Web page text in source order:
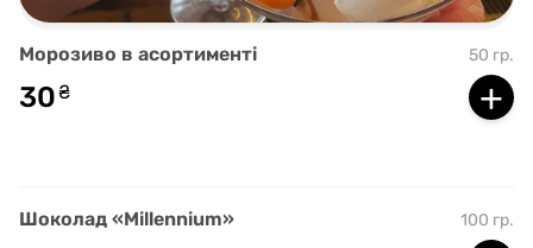
Морозиво в асортименті 50 гр.
30₴ +
Шоколад «Millennium» 100 гр.